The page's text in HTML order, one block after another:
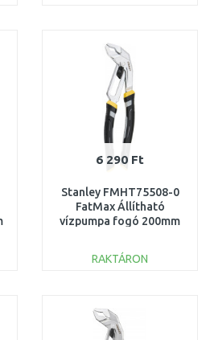
Összehasonlítás
6 290 Ft
Stanley FMHT75508-0
FatMax Állítható
vízpumpa fogó 200mm
RAKTÁRON
Összehasonlítás